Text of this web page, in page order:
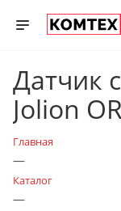
Датчик
Jolion
Главная
—
Каталог
—